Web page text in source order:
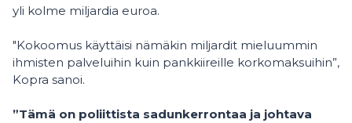
yli kolme miljardia euroa.
"Kokoomus käyttäisi nämäkin miljardit mieluummin
ihmisten palveluihin kuin pankkiireille korkomaksuihin”,
Kopra sanoi.
”Tämä on poliittista sadunkerrontaa ja johtava